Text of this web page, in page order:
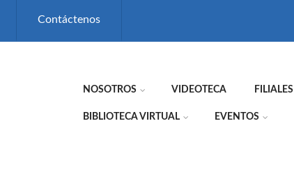
Contáctenos
NOSOTROS VIDEOTECA FILIALES
BIBLIOTECA VIRTUAL EVENTOS